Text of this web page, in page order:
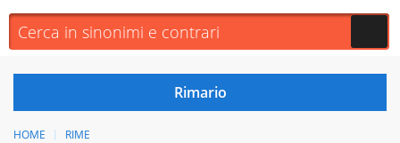
HOME RIME